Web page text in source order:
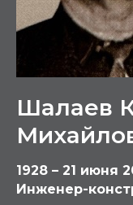
Шалаев
1928 – 21 июня
Инженер-